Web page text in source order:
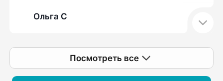
мне объяснили нюансы, на которые я
влияющие на мою проблему. Определен
план дальнейших действий. Спасибо
большое!
Ольга С
Посмотреть все